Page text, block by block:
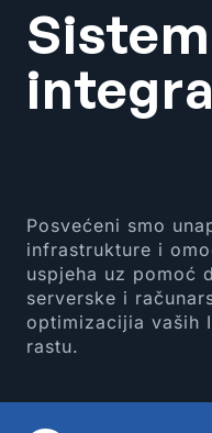
Posvećeni smo
infrastrukture i
uspjeha uz pomoć
serverske i
optimizacijia vaših
rastu.